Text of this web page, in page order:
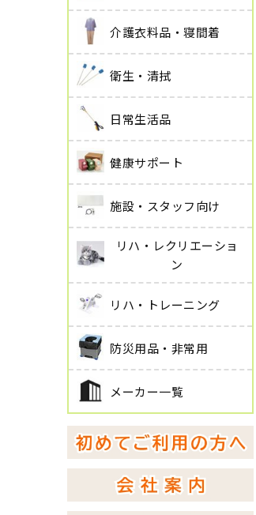
介護衣料品・寝間着
衛生・清拭
日常生活品
健康サポート
施設・スタッフ向け
リハ・レクリエーショ
ン
リハ・トレーニング
防災用品・非常用
メーカー一覧